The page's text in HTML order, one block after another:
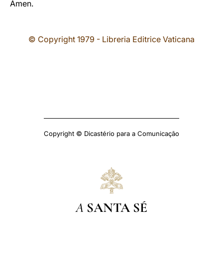
Ámen.
© Copyright 1979 - Libreria Editrice Vaticana
Copyright © Dicastério para a Comunicação
A SANTA SÉ